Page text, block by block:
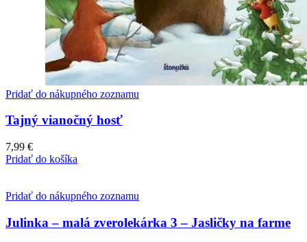
Pridať do nákupného zoznamu
Tajný vianočný hosť
7,99 €
Pridať do košíka
Pridať do nákupného zoznamu
Julinka – malá zverolekárka 3 – Jasličky na farme